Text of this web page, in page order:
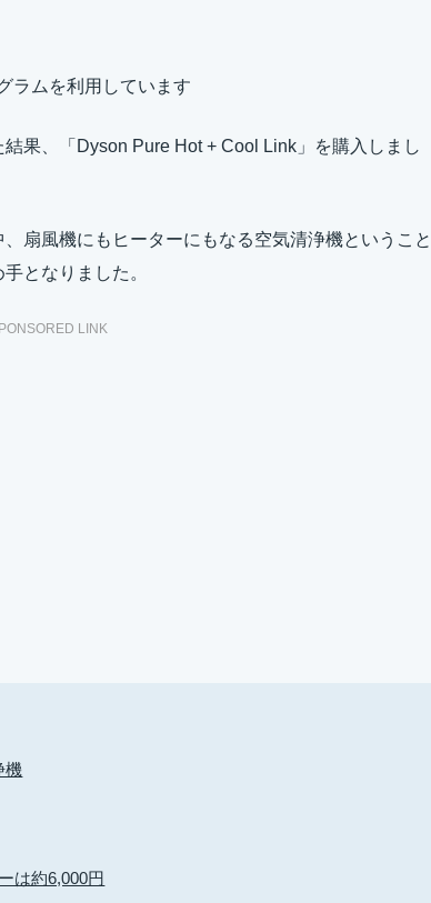
ラムを利用しています
果、「Dyson Pure Hot + Cool Link」を購入しまし
扇風機にもヒーターにもなる空気清浄機ということ
となりました。
LINK
機
は約6,000円